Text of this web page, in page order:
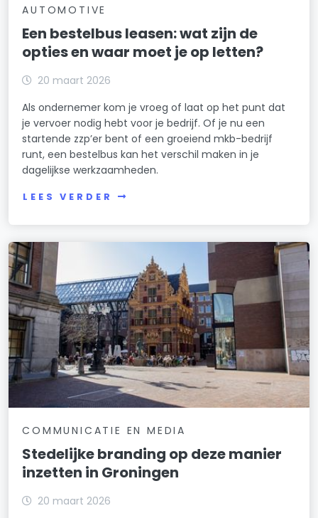
AUTOMOTIVE
Een bestelbus leasen: wat zijn de
opties en waar moet je op letten?
20 maart 2026
Als ondernemer kom je vroeg of laat op het punt dat
je vervoer nodig hebt voor je bedrijf. Of je nu een
startende zzp’er bent of een groeiend mkb-bedrijf
runt, een bestelbus kan het verschil maken in je
dagelijkse werkzaamheden.
LEES VERDER
COMMUNICATIE EN MEDIA
Stedelijke branding op deze manier
inzetten in Groningen
20 maart 2026